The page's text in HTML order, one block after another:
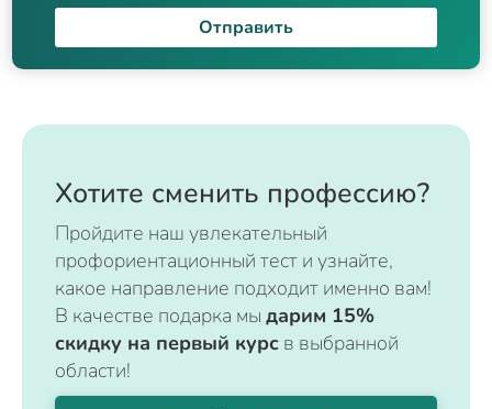
Отправить
Хотите сменить профессию?
Пройдите наш увлекательный
профориентационный тест и узнайте,
какое направление подходит именно вам!
В качестве подарка мы дарим 15%
скидку на первый курс в выбранной
области!